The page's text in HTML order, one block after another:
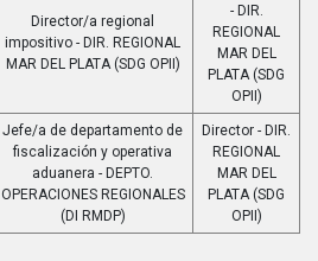
Director/a regional
impositivo - DIR. REGIONAL
MAR DEL PLATA (SDG OPII)
- DIR.
REGIONAL
MAR DEL
PLATA (SDG
OPII)
Jefe/a de departamento de
fiscalización y operativa
aduanera - DEPTO.
OPERACIONES REGIONALES
(DI RMDP)
Director - DIR.
REGIONAL
MAR DEL
PLATA (SDG
OPII)